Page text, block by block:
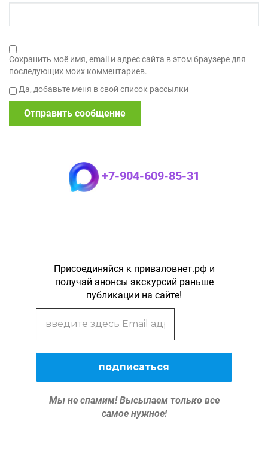
Сохранить моё имя, email и адрес сайта в этом браузере для
последующих моих комментариев.
Да, добавьте меня в свой список рассылки
+7-904-609-85-31
Присоединяйся к приваловнет.рф и
получай анонсы экскурсий раньше
публикации на сайте!
Мы не спамим! Высылаем только все
самое нужное!